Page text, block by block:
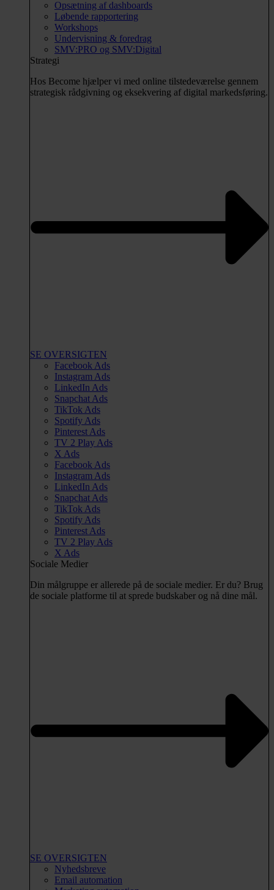
Opsætning af dashboards
Løbende rapportering
Workshops
Undervisning & foredrag
SMV:PRO og SMV:Digital
Strategi
Hos Become hjælper vi med online tilstedeværelse gennem
strategisk rådgivning og eksekvering af digital markedsføring.
SE OVERSIGTEN
Facebook Ads
Instagram Ads
LinkedIn Ads
Snapchat Ads
TikTok Ads
Spotify Ads
Pinterest Ads
TV 2 Play Ads
X Ads
Facebook Ads
Instagram Ads
LinkedIn Ads
Snapchat Ads
TikTok Ads
Spotify Ads
Pinterest Ads
TV 2 Play Ads
X Ads
Sociale Medier
Din målgruppe er allerede på de sociale medier. Er du? Brug
de sociale platforme til at sprede budskaber og nå dine mål.
SE OVERSIGTEN
Nyhedsbreve
Email automation